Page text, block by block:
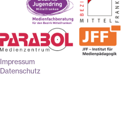
Impressum
Datenschutz